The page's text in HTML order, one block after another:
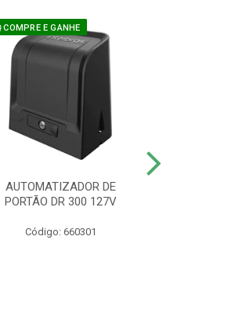
COMPRE E GANHE
AUTOMATIZADOR DE
PORTÃO DR 300 127V
Código: 660301